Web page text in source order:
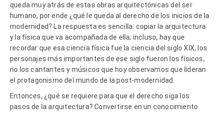
queda muy atrás de estas obras arquitectónicas del ser
humano, por ende ¿qué le queda al derecho de los inicios de la
modernidad? La respuesta es sencilla: copiar la arquitectura
y la física que va acompañada de ella; incluso, hay que
recordar que esa ciencia física fue la ciencia del siglo XIX, los
personajes más importantes de ese siglo fueron los físicos,
no los cantantes y músicos que hoy observamos que lideran
el protagonismo del mundo de la post-modernidad.
Entonces, ¿qué se requiere para que el derecho siga los
pasos de la arquitectura? Convertirse en un conocimiento